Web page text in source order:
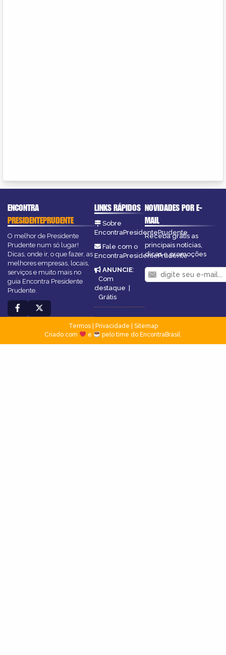
ENCONTRA
PRESIDENTEPRUDENTE
O melhor de Presidente
Prudente num só lugar!
Dicas, onde ir, o que fazer, as
melhores empresas, locais,
serviços e muito mais no
guia Encontra Presidente
Prudente.
LINKS RÁPIDOS
Sobre
EncontraPresidentePrudente
Fale com o
EncontraPresidentePrudente
ANUNCIE:
Com
destaque |
Grátis
NOVIDADES POR E-
MAIL
Receba grátis as
principais notícias,
dicas e promoções
Termos| Privacidade
Sitemap
Criado com
e pelo time do EncontraBrasil